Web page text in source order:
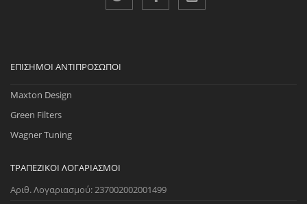
ΕΠΊΣΗΜΟΙ ΑΝΤΙΠΡΌΣΩΠΟΙ
Maxton Design
Green Filters
Wagner Tuning
ΤΡΑΠΕΖΙΚΟΊ ΛΟΓΑΡΙΑΣΜΟΊ
Αριθ. Λογαριασμού: 237002002001499